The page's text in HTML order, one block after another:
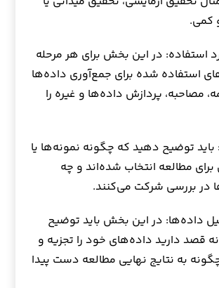
کمی.
استفاده: در این بخش برای هر مرحله
استفاده شده برای جمع‌آوری داده‌ها
مصاحبه، پردازش داده‌ها و غیره را
باید توضیح دهید که چگونه نمونه‌ها یا
مطالعه انتخاب شده‌اند و چه
در بررسی شرکت می‌کنند.
داده‌ها: در این بخش باید توضیح
قصد دارید داده‌های خود را تجزیه و
به نتایج نهایی مطالعه دست پیدا